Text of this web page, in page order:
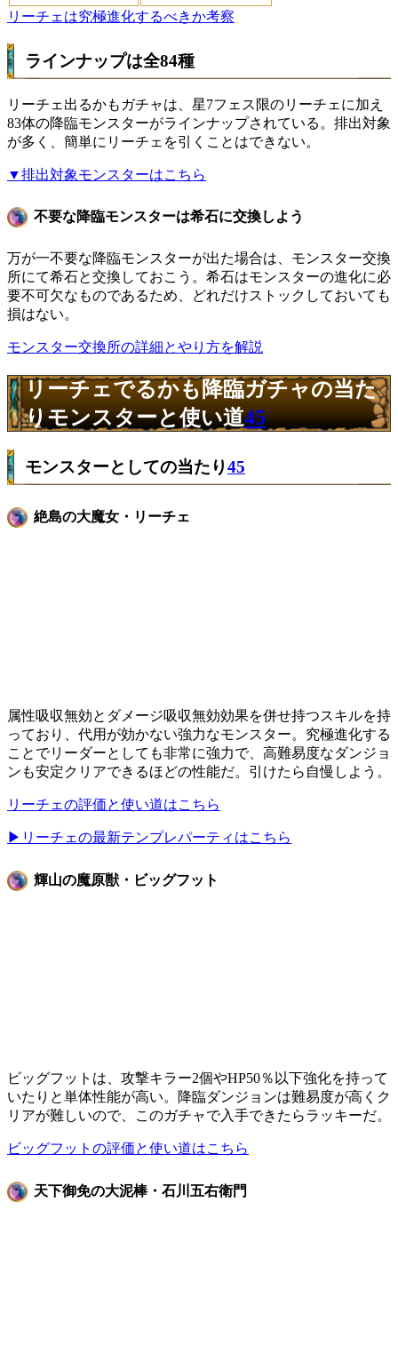
リーチェは究極進化するべきか考察
ラインナップは全84種
リーチェ出るかもガチャは、星7フェス限のリーチェに加え
83体の降臨モンスターがラインナップされている。排出対象
が多く、簡単にリーチェを引くことはできない。
▼排出対象モンスターはこちら
不要な降臨モンスターは希石に交換しよう
万が一不要な降臨モンスターが出た場合は、モンスター交換
所にて希石と交換しておこう。希石はモンスターの進化に必
要不可欠なものであるため、どれだけストックしておいても
損はない。
モンスター交換所の詳細とやり方を解説
リーチェでるかも降臨ガチャの当た
りモンスターと使い道45
モンスターとしての当たり45
絶島の大魔女・リーチェ
属性吸収無効とダメージ吸収無効効果を併せ持つスキルを持
っており、代用が効かない強力なモンスター。究極進化する
ことでリーダーとしても非常に強力で、高難易度なダンジョ
ンも安定クリアできるほどの性能だ。引けたら自慢しよう。
リーチェの評価と使い道はこちら
▶リーチェの最新テンプレパーティはこちら
輝山の魔原獣・ビッグフット
ビッグフットは、攻撃キラー2個やHP50％以下強化を持って
いたりと単体性能が高い。降臨ダンジョンは難易度が高くク
リアが難しいので、このガチャで入手できたらラッキーだ。
ビッグフットの評価と使い道はこちら
天下御免の大泥棒・石川五右衛門